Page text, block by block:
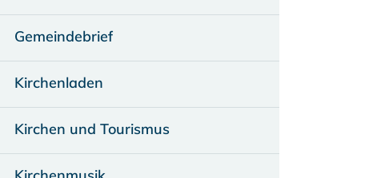
Gemeindebrief
Kirchenladen
Kirchen und Tourismus